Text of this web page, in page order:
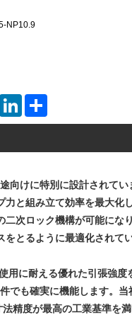
NP10.9
PinterestLinkedIn
向けに特別に設計されて
と組み立て効率を最大化
次ロック機構が可能にな
とるように最適化されてい
用に耐える優れた引張強度
でも確実に機能します。
精度が最高の工業基準を